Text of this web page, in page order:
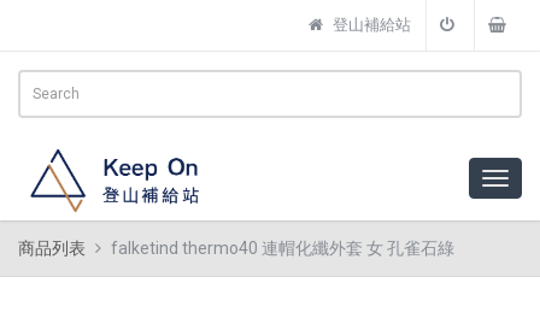
登山補給站
商品列表 falketind thermo40 連帽化纖外套 女 孔雀石綠